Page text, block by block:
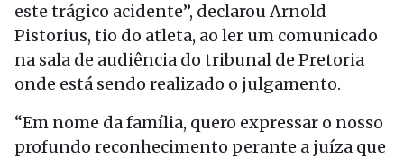
este trágico acidente”, declarou Arnold
Pistorius, tio do atleta, ao ler um comunicado
na sala de audiência do tribunal de Pretoria
onde está sendo realizado o julgamento.
“Em nome da família, quero expressar o nosso
profundo reconhecimento perante a juíza que